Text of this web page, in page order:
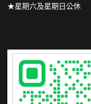
★星期六及星期日公休